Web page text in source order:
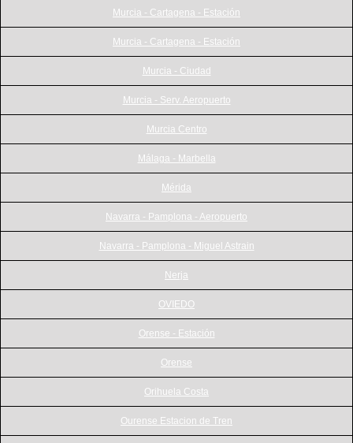
Murcia - Cartagena - Estación
Murcia - Cartagena - Estación
Murcia - Ciudad
Murcia - Serv. Aeropuerto
Murcia Centro
Málaga - Marbella
Mérida
Navarra - Pamplona - Aeropuerto
Navarra - Pamplona - Miguel Astrain
Nerja
OVIEDO
Orense - Estación
Orense
Orihuela Costa
Ourense Estacion de Tren